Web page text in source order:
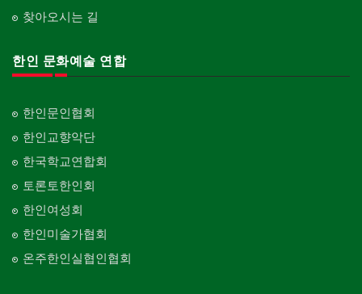
찾아오시는 길
한인 문화예술 연합
한인문인협회
한인교향악단
한국학교연합회
토론토한인회
한인여성회
한인미술가협회
온주한인실협인협회